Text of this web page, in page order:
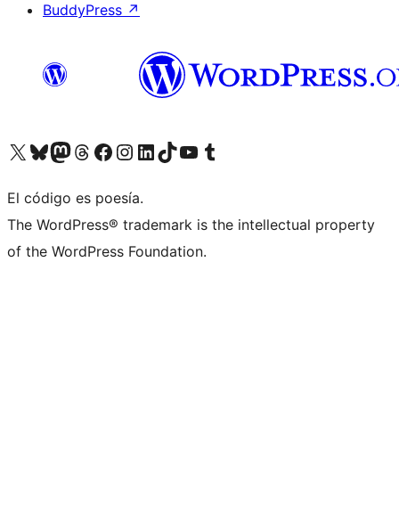
BuddyPress ↗
Visit our X (formerly Twitter) account
Visit our Bluesky account
Visit our Mastodon account
Visit our Threads account
Visita nuestra página de Facebook
Visita nuestra cuenta de Instagram
Visita nuestra cuenta de LinkedIn
Visit our TikTok account
Visita nuestro canal de YouTube
Visit our Tumblr account
El código es poesía.
The WordPress® trademark is the intellectual property
of the WordPress Foundation.